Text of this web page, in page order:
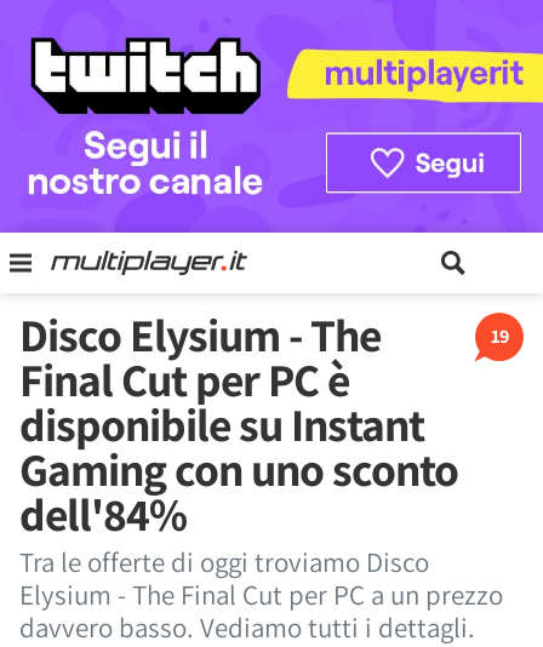
19
Disco Elysium - The
Final Cut per PC è
disponibile su Instant
Gaming con uno sconto
dell'84%
Tra le offerte di oggi troviamo Disco
Elysium - The Final Cut per PC a un prezzo
davvero basso. Vediamo tutti i dettagli.